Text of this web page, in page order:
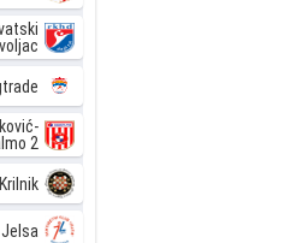
2
Krilnik
Jelsa